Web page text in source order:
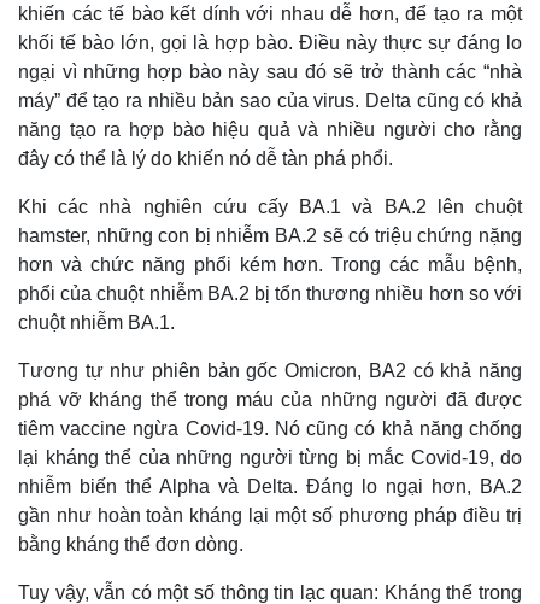
khiến các tế bào kết dính với nhau dễ hơn, để tạo ra một
khối tế bào lớn, gọi là hợp bào. Điều này thực sự đáng lo
ngại vì những hợp bào này sau đó sẽ trở thành các “nhà
máy” để tạo ra nhiều bản sao của virus. Delta cũng có khả
năng tạo ra hợp bào hiệu quả và nhiều người cho rằng
đây có thể là lý do khiến nó dễ tàn phá phổi.
Khi các nhà nghiên cứu cấy BA.1 và BA.2 lên chuột
hamster, những con bị nhiễm BA.2 sẽ có triệu chứng nặng
hơn và chức năng phổi kém hơn. Trong các mẫu bệnh,
phổi của chuột nhiễm BA.2 bị tổn thương nhiều hơn so với
chuột nhiễm BA.1.
Tương tự như phiên bản gốc Omicron, BA2 có khả năng
phá vỡ kháng thể trong máu của những người đã được
tiêm vaccine ngừa Covid-19. Nó cũng có khả năng chống
lại kháng thể của những người từng bị mắc Covid-19, do
nhiễm biến thể Alpha và Delta. Đáng lo ngại hơn, BA.2
gần như hoàn toàn kháng lại một số phương pháp điều trị
bằng kháng thể đơn dòng.
Tuy vậy, vẫn có một số thông tin lạc quan: Kháng thể trong